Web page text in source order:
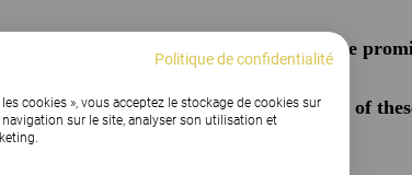
Politique de confidentialité
cookies », vous acceptez le stockage de cookies sur
sur le site, analyser son utilisation et